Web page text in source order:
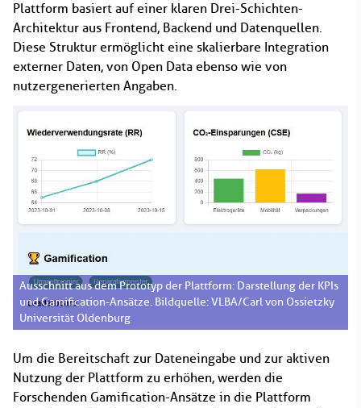
Plattform basiert auf einer klaren Drei-Schichten-
Architektur aus Frontend, Backend und Datenquellen.
Diese Struktur ermöglicht eine skalierbare Integration
externer Daten, von Open Data ebenso wie von
nutzergenerierten Angaben.
Ausschnitt aus dem Prototyp der Plattform: Darstellung der KPIs
und Gamification-Ansätze. Bildquelle: VLBA/Carl von Ossietzky
Universität Oldenburg
Um die Bereitschaft zur Dateneingabe und zur aktiven
Nutzung der Plattform zu erhöhen, werden die
Forschenden Gamification-Ansätze in die Plattform